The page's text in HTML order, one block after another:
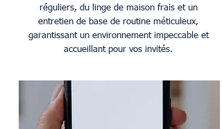
réguliers, du linge de maison frais et un
entretien de base de routine méticuleux,
garantissant un environnement impeccable et
accueillant pour vos invités.